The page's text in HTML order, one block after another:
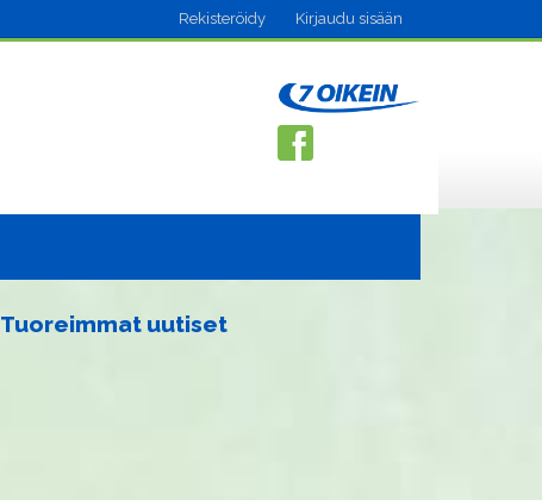
Rekisteröidy Kirjaudu sisään
Tuoreimmat uutiset